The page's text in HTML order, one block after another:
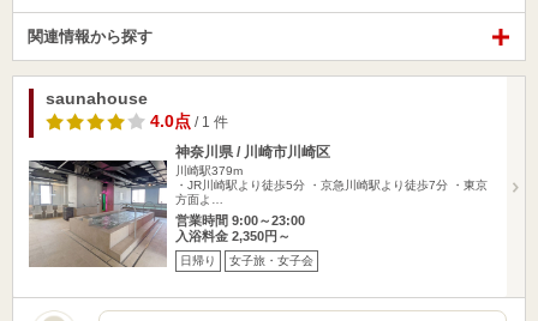
関連情報から探す
saunahouse
4.0点 / 1 件
神奈川県 / 川崎市川崎区
川崎駅379m
・JR川崎駅より徒歩5分 ・京急川崎駅より徒歩7分 ・東京
方面よ…
営業時間 9:00～23:00
入浴料金 2,350円～
日帰り 女子旅・女子会